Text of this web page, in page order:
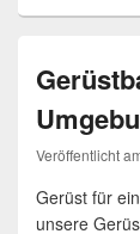
Veröffentlicht
Gerüst für
unsere